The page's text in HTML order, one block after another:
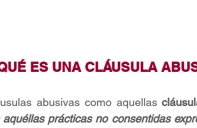
ES UNA CLÁUSULA
abusivas como aquellas
prácticas no consentidas